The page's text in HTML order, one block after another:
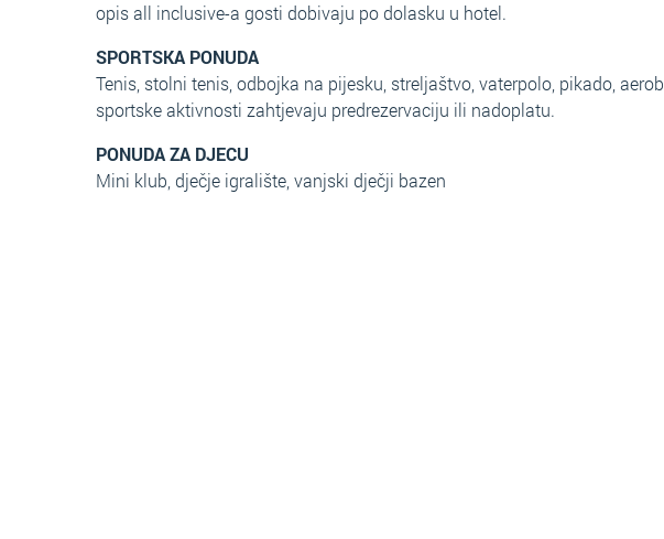
opis all inclusive-a gosti dobivaju po dolasku u hotel.
SPORTSKA PONUDA
Tenis, stolni tenis, odbojka na pijesku, streljaštvo, vaterpolo, pikado,
sportske aktivnosti zahtjevaju predrezervaciju ili nadoplatu.
PONUDA ZA DJECU
Mini klub, dječje igralište, vanjski dječji bazen